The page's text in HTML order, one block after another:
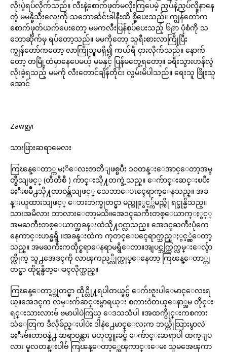
လိုးပွဲရပ်လိုက်သည်။ လီးနဲ့စောက်ဖုတ်မလိုးကြပေမဲ့ ညှပ်နဲ့ညှပ်လို့နာနေ
တဲ့ မမနို့သီးလေးကို သဘောင်္ဆင်းခါနီးထိ စို့ပေးသည်။ ကျွန်တော်က
စောက်ဖုတ်ယက်ပေးတော့ မမကလီးပြန်စုပ်ပေးသည့် ၆၉ာ ပုံစံကို သ
ဘောင်္ဆိုက်မှ ရပ်တော့သည်။ မမကိုတော့ သူရီးစားလာကြိုပြီး
ကျွန်တော်ကတော့ လာကြိုသူမရှိ၍ ကယ်ရီ ငှားလိုက်သည်။ နောက်
တော့ တမြို့ထဲမှာနေပေမယ့် မမနှင့် ပြန်မတွေ့ရတော့။ ခရီးသွားဟန်လွဲ
လိုးခဲ့ရသည့် မမကို လီးတောင်ချိန်တိုင်း လွမ်းမိပါသည်။ ရေးသူ ဖြိုးသူ
အောင်
Zawgyi
သားဖြားဆရာမေလး
ကြၽန္ေတာ္က မႏၲေလးဇာတိျဖစ္ၿပီး ၁၀တန္းေအာင္ေတာ့အမွ
တ္မွီသျဖင့္ (တီတီစီ ) က်ာင္းသို႔တက္ခဲ့သည္။ ေက်ာင္းဆင္းၿပီး
ခႏၲီးၿမိဳ႕သို႔တာဝန္က်သျဖင့္ သေဘာေပၤၚေရာက္ေနသည္။ အခ
န္းယူထားသျဖင့္ ေဘးဘက္ခုတင္မွာ မည္သူႏွင့္က်မည္ကို ရင္ခုန္မိသည္။
သားအမိလား ဘာလားေတာ့မသိ။အေဒၚႀကီးတစ္ေယာက္ႏွင့္
အမႀကီးတစ္ေယာက္အခန္းထဲသို႔ဝင္လာသည္။ အေဒၚႀကီးပုံကေ
နေကာင္းဟန္မရွိ ။အခန္းထဲက ကုတင္ေပၚေရာက္သည္ႏွင့္လွဲေတာ့
သည္။ အမႀကီးကထိုင္စရာေနရာမရွိေတာ။အျပင္ဘက္ထြက္လမ္းေလွ်ာ
က္လိုက္ သူ႕အေဒၚကို လာၾကည့္လိုက္လုပ္ေနေတာ့ ကြၽန္ေတာ္ကု
တင္မွာ ထိုင္ရန္ဖိတ္ေခၚလိုက္သည္။
ကြၽန္ေတာ့္ကုတင္မွာ ထိုင္လို႔ရပါတယ္ခင္ဗ် ေက်းဇူးပါေမာင္ေလးရ
ယ္။အေဒၚက လမ္းက်ဆင္းမွာရယ္း စကားဝဲတယ္ေနာ္အမ တိုင္း
ရင္းသားလားဗ် ဗမာပါပဲကြယ္ ေဒသသံပါ ။အထက္ပိုင္းကစကား
သံေတြက ဒီလိုခ်ည္းပါပဲး ဒါနဲ႕ေမာင္ေလးက ဘယ္ကိုသြားမွာလဲ
ခႏၲီးဗ်။တာဝန္နဲ႕ ဆရာဝန္လား မဟုတ္ဖူးခင္ဗ် ေက်ာင္းဆရာပါ ထက္ျပ
လား မူလတန္းပါဗ် ကြၽန္ေတာ့္အေၾကာင္းေမး သူမအေၾကာ